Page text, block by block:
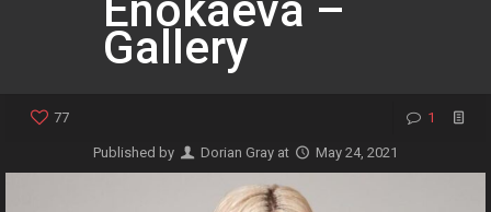
Gallery
77 1
Published by Dorian Gray at May 24, 2021